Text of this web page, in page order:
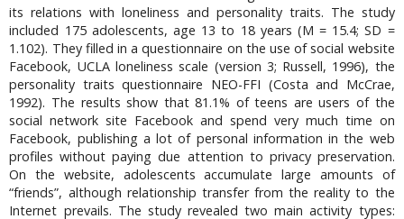
its relations with loneliness and personality traits. The study
included 175 adolescents, age 13 to 18 years (M = 15.4; SD =
1.102). They filled in a questionnaire on the use of social website
Facebook, UCLA loneliness scale (version 3; Russell, 1996), the
personality traits questionnaire NEO-FFI (Costa and McCrae,
1992). The results show that 81.1% of teens are users of the
social network site Facebook and spend very much time on
Facebook, publishing a lot of personal information in the web
profiles without paying due attention to privacy preservation.
On the website, adolescents accumulate large amounts of
“friends”, although relationship transfer from the reality to the
Internet prevails. The study revealed two main activity types: